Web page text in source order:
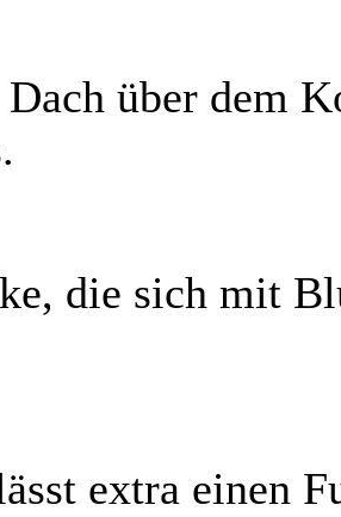
Dach über dem
die sich mit
extra einen